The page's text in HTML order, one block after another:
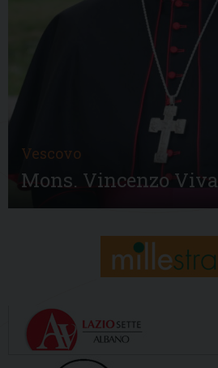
Vescovo
Mons. Vincenzo Viva